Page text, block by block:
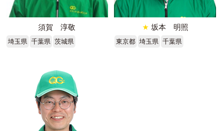
須賀 淳敬
埼玉県 千葉県 茨城県
★ 坂本 明照
東京都 埼玉県 千葉県